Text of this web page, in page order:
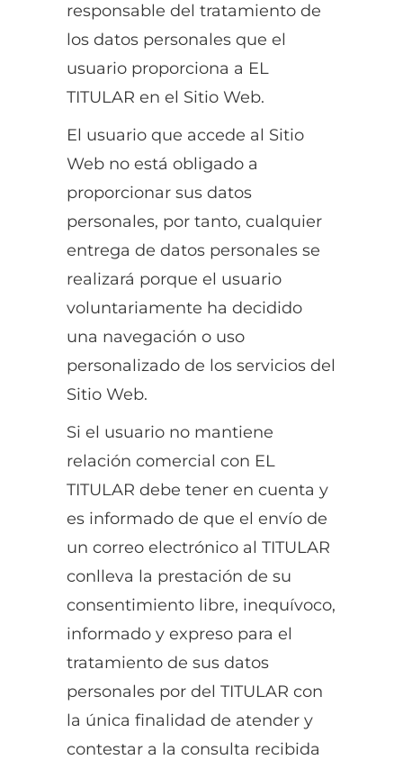
responsable del tratamiento de
los datos personales que el
usuario proporciona a EL
TITULAR en el Sitio Web.
El usuario que accede al Sitio
Web no está obligado a
proporcionar sus datos
personales, por tanto, cualquier
entrega de datos personales se
realizará porque el usuario
voluntariamente ha decidido
una navegación o uso
personalizado de los servicios del
Sitio Web.
Si el usuario no mantiene
relación comercial con EL
TITULAR debe tener en cuenta y
es informado de que el envío de
un correo electrónico al TITULAR
conlleva la prestación de su
consentimiento libre, inequívoco,
informado y expreso para el
tratamiento de sus datos
personales por del TITULAR con
la única finalidad de atender y
contestar a la consulta recibida